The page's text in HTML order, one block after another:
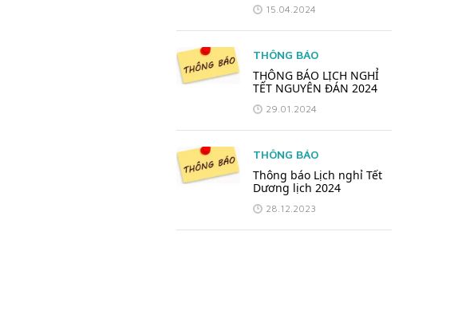
15.04.2024
THÔNG BÁO
THÔNG BÁO LỊCH NGHỈ
TẾT NGUYÊN ĐÁN 2024
29.01.2024
THÔNG BÁO
Thông báo Lịch nghỉ Tết
Dương lịch 2024
28.12.2023